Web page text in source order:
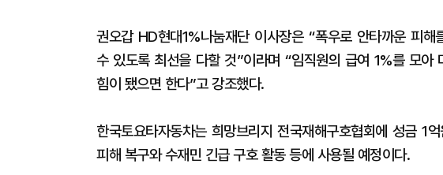
권오갑 HD현대1%나눔재단 이사장은 “폭우로 안타까운 피
수 있도록 최선을 다할 것”이라며 “임직원의 급여 1%를 모아
힘이 됐으면 한다”고 강조했다.
한국토요타자동차는 희망브리지 전국재해구호협회에 성금 1
피해 복구와 수재민 긴급 구호 활동 등에 사용될 예정이다.